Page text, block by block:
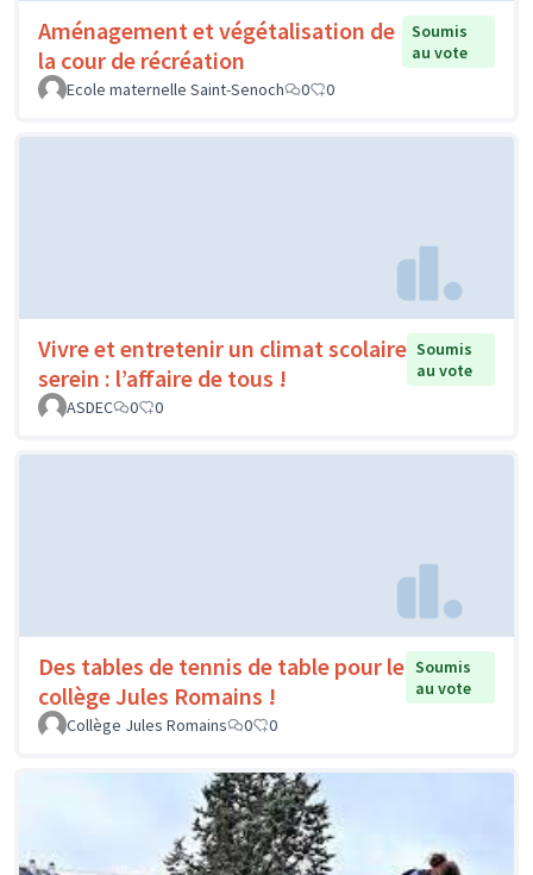
Aménagement et végétalisation de
la cour de récréation
Soumis
au vote
Ecole maternelle Saint-Senoch
0 0
Vivre et entretenir un climat scolaire
serein : l’affaire de tous !
Soumis
au vote
ASDEC
0 0
Des tables de tennis de table pour le
collège Jules Romains !
Soumis
au vote
Collège Jules Romains
0 0